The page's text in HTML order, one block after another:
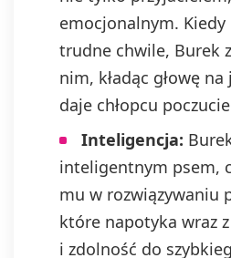
emocjonalnym. Kiedy
trudne chwile, Burek
nim, kładąc głowę
daje chłopcu
Inteligencja:
inteligentnym psem,
mu w rozwiązywaniu
które napotyka wraz
i zdolność do